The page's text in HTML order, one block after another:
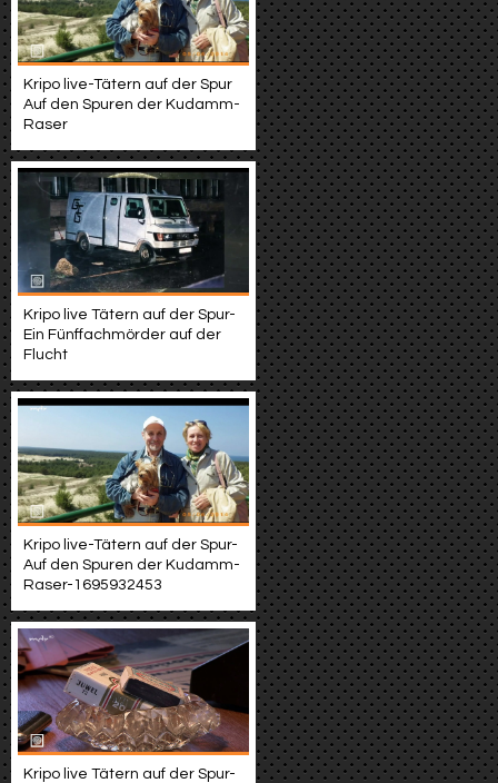
Kripo live-Tätern auf der Spur
Auf den Spuren der Kudamm-
Raser
Kripo live Tätern auf der Spur-
Ein Fünffachmörder auf der
Flucht
Kripo live-Tätern auf der Spur-
Auf den Spuren der Kudamm-
Raser-1695932453
Kripo live Tätern auf der Spur-